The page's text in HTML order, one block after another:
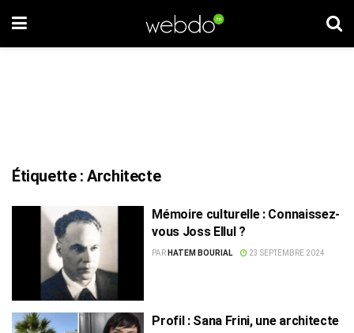
Étiquette :Architecte
Mémoire culturelle : Connaissez-
vous Joss Ellul ?
PAR HATEM BOURIAL 23 SEPTEMBRE 2024
Profil : Sana Frini, une architecte